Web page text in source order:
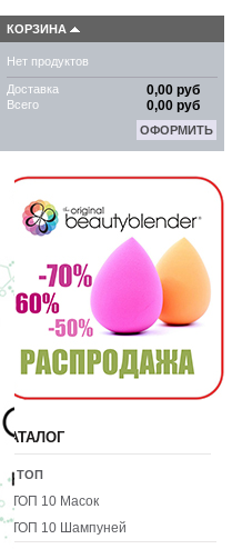
КОРЗИНА
Нет продуктов
Доставка 0,00 руб
Всего 0,00 руб
ОФОРМИТЬ
КАТАЛОГ
10 ТОП
ТОП 10 Масок
ТОП 10 Шампуней